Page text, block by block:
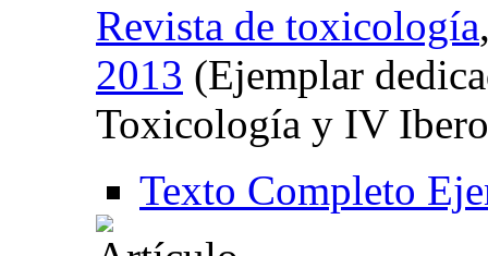
Revista de toxicología
2013 (Ejemplar
Toxicología y IV
Texto Completo